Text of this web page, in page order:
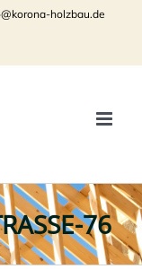
holzbau.de
76